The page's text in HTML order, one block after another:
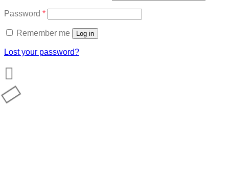
Password *Required
Remember me Log in
Lost your password?